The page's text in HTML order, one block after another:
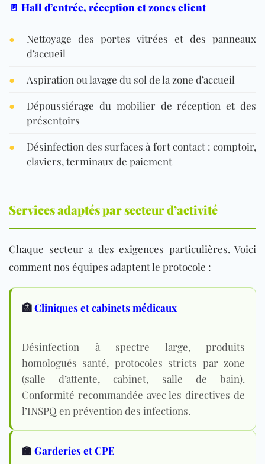
🚪 Hall d’entrée, réception et zones client
●
Nettoyage des portes vitrées et des panneaux
d’accueil
●
Aspiration ou lavage du sol de la zone d’accueil
●
Dépoussiérage du mobilier de réception et des
présentoirs
●
Désinfection des surfaces à fort contact : comptoir,
claviers, terminaux de paiement
Services adaptés par secteur d’activité
Chaque secteur a des exigences particulières. Voici
comment nos équipes adaptent le protocole :
🏥Cliniques et cabinets médicaux
Désinfection à spectre large, produits
homologués santé, protocoles stricts par zone
(salle d’attente, cabinet, salle de bain).
Conformité recommandée avec les directives de
l’INSPQ en prévention des infections.
🏫 Garderies et CPE